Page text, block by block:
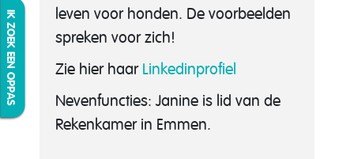
IK ZOEK EEN OPPAS
leven voor honden. De voorbeelden
spreken voor zich!
Zie hier haar Linkedinprofiel
Nevenfuncties: Janine is lid van de
Rekenkamer in Emmen.